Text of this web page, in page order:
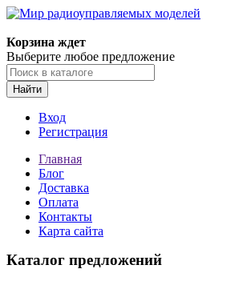
Корзина ждет
Выберите любое предложение
Найти
Вход
Регистрация
Главная
Блог
Доставка
Оплата
Контакты
Карта сайта
Каталог предложений